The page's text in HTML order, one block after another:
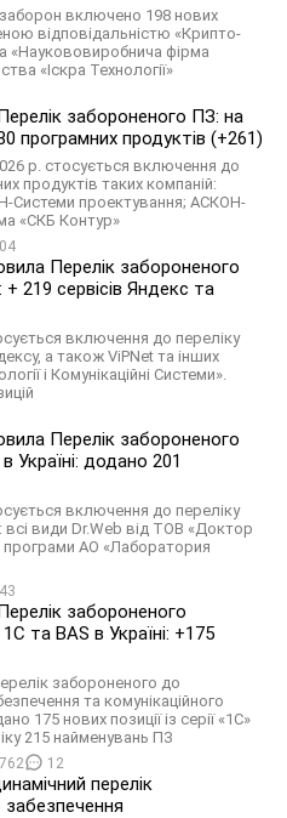
включено 198 нових
відповідальністю «Крипто-
«Наукововиробнича фірма
«Іскра Технології»
забороненого ПЗ: на
програмних продуктів (+261)
р. стосується включення до
продуктів таких компаній:
Системи проектування; АСКОН-
«СКБ Контур»
Перелік забороненого
219 сервісів Яндекс та
включення до переліку
а також ViPNet та інших
і Комунікаційні Системи».
Перелік забороненого
Україні: додано 201
включення до переліку
види Dr.Web від ТОВ «Доктор
програми АО «Лаборатория
забороненого
та BAS в Україні: +175
забороненого до
та комунікаційного
175 нових позиції із серії «1С»
215 найменувань ПЗ
12
перелік